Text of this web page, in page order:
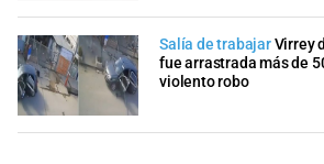
Salía de trabajarVirrey
fue arrastrada más de
violento robo